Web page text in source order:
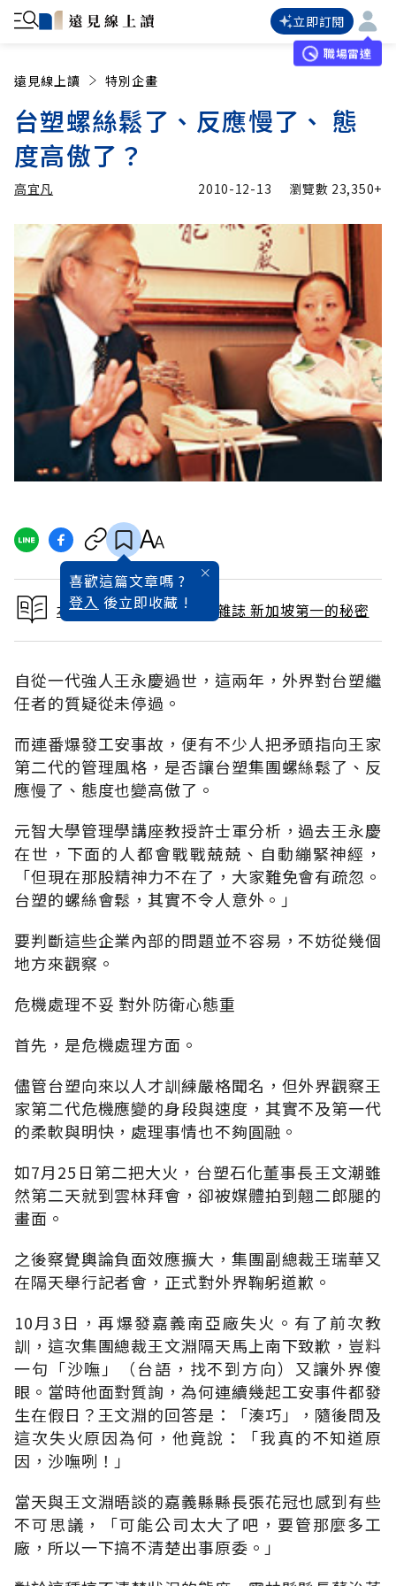
立即訂閱
職場雷達
遠見線上讀 特別企畫
台塑螺絲鬆了、反應慢了、 態
度高傲了？
高宜凡
高宜凡 加入追蹤
2010-12-13 瀏覽數 23,350+
喜歡這篇文章嗎 ?
登入 後立即收藏 !
本文出自 2010 / 12月號雜誌 新加坡第一的秘密
自從一代強人王永慶過世，這兩年，外界對台塑繼
任者的質疑從未停過。
而連番爆發工安事故，便有不少人把矛頭指向王家
第二代的管理風格，是否讓台塑集團螺絲鬆了、反
應慢了、態度也變高傲了。
元智大學管理學講座教授許士軍分析，過去王永慶
在世，下面的人都會戰戰兢兢、自動繃緊神經，
「但現在那股精神力不在了，大家難免會有疏忽。
台塑的螺絲會鬆，其實不令人意外。」
要判斷這些企業內部的問題並不容易，不妨從幾個
地方來觀察。
危機處理不妥 對外防衛心態重
首先，是危機處理方面。
儘管台塑向來以人才訓練嚴格聞名，但外界觀察王
家第二代危機應變的身段與速度，其實不及第一代
的柔軟與明快，處理事情也不夠圓融。
如7月25日第二把大火，台塑石化董事長王文潮雖
然第二天就到雲林拜會，卻被媒體拍到翹二郎腿的
畫面。
之後察覺輿論負面效應擴大，集團副總裁王瑞華又
在隔天舉行記者會，正式對外界鞠躬道歉。
10月3日，再爆發嘉義南亞廠失火。有了前次教
訓，這次集團總裁王文淵隔天馬上南下致歉，豈料
一句「沙嘸」（台語，找不到方向）又讓外界傻
眼。當時他面對質詢，為何連續幾起工安事件都發
生在假日？王文淵的回答是：「湊巧」，隨後問及
這次失火原因為何，他竟說：「我真的不知道原
因，沙嘸咧！」
當天與王文淵晤談的嘉義縣縣長張花冠也感到有些
不可思議，「可能公司太大了吧，要管那麼多工
廠，所以一下搞不清楚出事原委。」